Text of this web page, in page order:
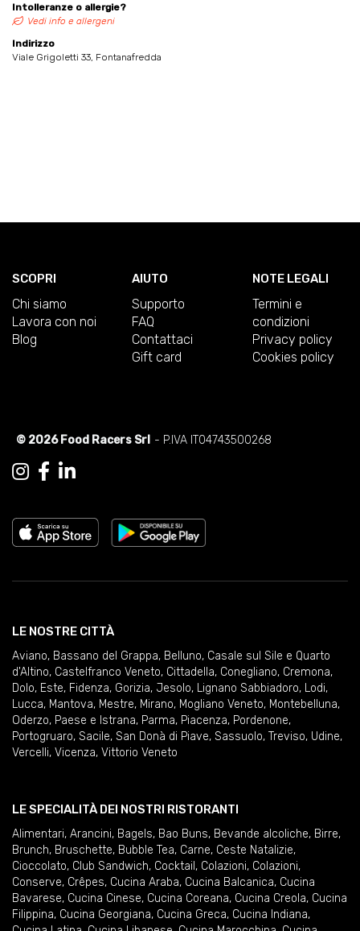
Intolleranze o allergie?
Vedi info e allergeni
Indirizzo
Viale Grigoletti 33, Fontanafredda
SCOPRI
Chi siamo
Lavora con noi
Blog
AIUTO
Supporto
FAQ
Contattaci
Gift card
NOTE LEGALI
Termini e
condizioni
Privacy policy
Cookies policy
© 2026 Food Racers Srl - P.IVA IT04743500268
LE NOSTRE CITTÀ
Aviano, Bassano del Grappa, Belluno, Casale sul Sile e Quarto
d'Altino, Castelfranco Veneto, Cittadella, Conegliano, Cremona,
Dolo, Este, Fidenza, Gorizia, Jesolo, Lignano Sabbiadoro, Lodi,
Lucca, Mantova, Mestre, Mirano, Mogliano Veneto, Montebelluna,
Oderzo, Paese e Istrana, Parma, Piacenza, Pordenone,
Portogruaro, Sacile, San Donà di Piave, Sassuolo, Treviso, Udine,
Vercelli, Vicenza, Vittorio Veneto
LE SPECIALITÀ DEI NOSTRI RISTORANTI
Alimentari, Arancini, Bagels, Bao Buns, Bevande alcoliche, Birre,
Brunch, Bruschette, Bubble Tea, Carne, Ceste Natalizie,
Cioccolato, Club Sandwich, Cocktail , Colazioni, Colazioni,
Conserve, Crêpes, Cucina Araba, Cucina Balcanica, Cucina
Bavarese, Cucina Cinese, Cucina Coreana, Cucina Creola, Cucina
Filippina, Cucina Georgiana, Cucina Greca, Cucina Indiana,